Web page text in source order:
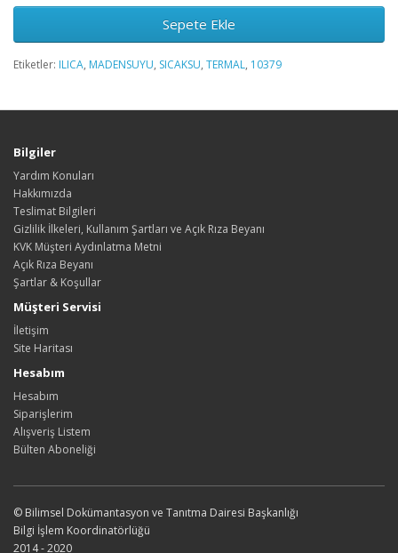
Sepete Ekle
Etiketler: ILICA, MADENSUYU, SICAKSU, TERMAL, 10379
Bilgiler
Yardım Konuları
Hakkımızda
Teslimat Bilgileri
Gizlilik İlkeleri, Kullanım Şartları ve Açık Rıza Beyanı
KVK Müşteri Aydınlatma Metni
Açık Rıza Beyanı
Şartlar & Koşullar
Müşteri Servisi
İletişim
Site Haritası
Hesabım
Hesabım
Siparişlerim
Alışveriş Listem
Bülten Aboneliği
© Bilimsel Dokümantasyon ve Tanıtma Dairesi Başkanlığı
Bilgi İşlem Koordinatörlüğü
2014 - 2020